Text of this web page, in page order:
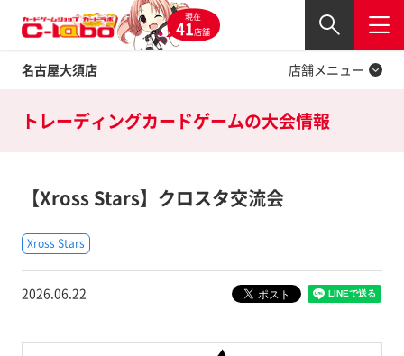
現在
41店舗
名古屋大須店
閉じる
店舗メニュー
Twitter
トレーディングカードゲームの大会情報
【Xross Stars】クロスタ交流会
Xross Stars
2026.06.22